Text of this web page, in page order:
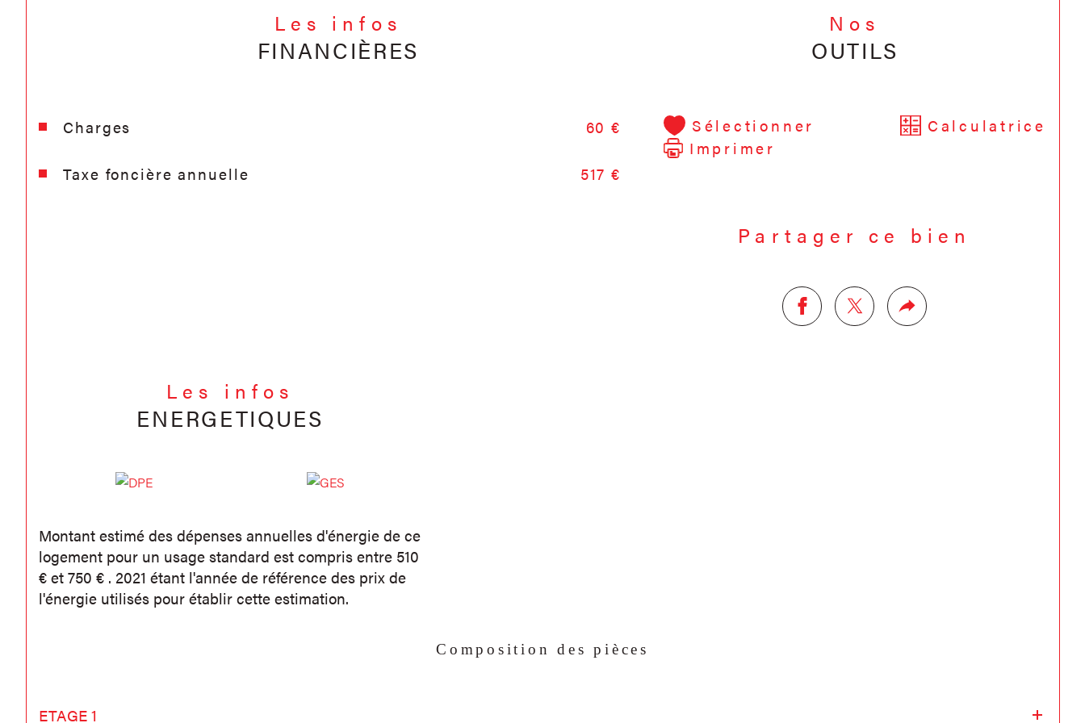
Les infos
FINANCIÈRES
Charges 60 €
Taxe foncière annuelle 517 €
Nos
OUTILS
Sélectionner
Calculatrice
Imprimer
Partager ce bien
Les infos
ENERGETIQUES
Montant estimé des dépenses annuelles d'énergie de ce
logement pour un usage standard est compris entre 510
€ et 750 € . 2021 étant l'année de référence des prix de
l'énergie utilisés pour établir cette estimation.
Composition des pièces
ETAGE 1